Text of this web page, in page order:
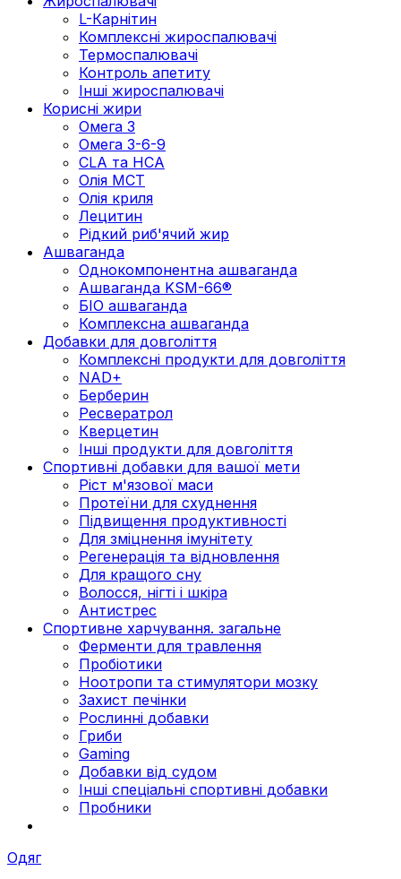
L-Карнітин
Комплексні жироспалювачі
Термоспалювачі
Контроль апетиту
Інші жироспалювачі
Корисні жири
Омега 3
Омега 3-6-9
CLA та HCA
Олія МСТ
Олія криля
Лецитин
Рідкий риб'ячий жир
Ашваганда
Однокомпонентна ашваганда
Ашваганда KSM-66®
БІО ашваганда
Комплексна ашваганда
Добавки для довголіття
Комплексні продукти для довголіття
NAD+
Берберин
Ресвератрол
Кверцетин
Інші продукти для довголіття
Спортивні добавки для вашої мети
Ріст м'язової маси
Протеїни для схуднення
Підвищення продуктивності
Для зміцнення імунітету
Регенерація та відновлення
Для кращого сну
Волосся, нігті і шкіра
Антистрес
Спортивне харчування. загальне
Ферменти для травлення
Пробіотики
Ноотропи та стимулятори мозку
Захист печінки
Рослинні добавки
Гриби
Gaming
Добавки від судом
Інші спеціальні спортивні добавки
Пробники
Одяг